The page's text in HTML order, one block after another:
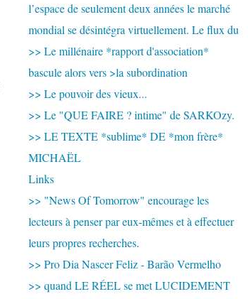
l’espace de seulement deux années le marché
mondial se désintégra virtuellement. Le flux du
>> Le millénaire *rapport d'association*
bascule alors vers >la subordination
>> Le pouvoir des vieux...
>> Le "QUE FAIRE ? intime" de SARKOzy.
>> LE TEXTE *sublime* DE *mon frère*
MICHAËL
Links
>> "News Of Tomorrow" encourage les
lecteurs à penser par eux-mêmes et à effectuer
leurs propres recherches.
>> Pro Dia Nascer Feliz - Barão Vermelho
>> quand LE RÉEL se met LUCIDEMENT